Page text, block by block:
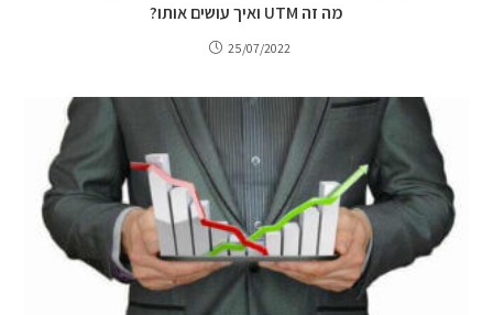
מה זה UTM ואיך עושים אותו?
25/07/2022